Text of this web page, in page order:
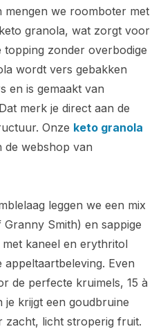
mengen we roomboter met
granola, wat zorgt voor
zonder overbodige
wordt vers gebakken
en is gemaakt van
merk je direct aan de
Onze keto granola
de webshop van
leggen we een mix
Smith) en sappige
kaneel en erythritol
Even
de perfecte kruimels, 15 à
je krijgt een goudbruine
zacht, licht stroperig fruit.